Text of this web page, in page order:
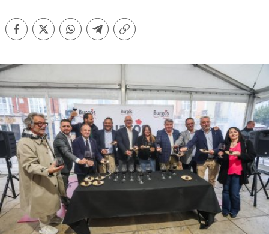
FacebookTwitterWhatsappTelegramCopiar